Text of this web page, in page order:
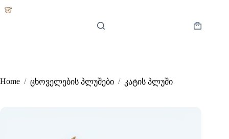
to
Shopping
Home / ცხოველების პლუშები / კატის პლუში